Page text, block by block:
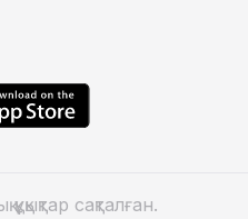
сақталған.